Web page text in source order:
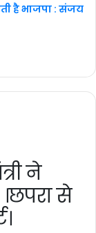
ने
से
है भाजपा : संजय